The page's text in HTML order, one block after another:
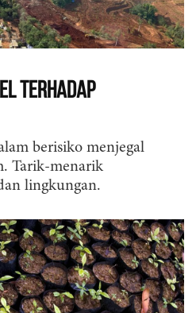
Terhadap
berisiko menjegal
Tarik-menarik
lingkungan.